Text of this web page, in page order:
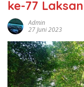
ke-77
Admin
27 Juni 2023